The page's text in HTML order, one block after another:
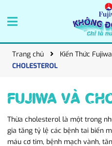
Trang chủ Kiến Thức Fujiwa
CHOLESTEROL
FUJIWA VÀ
Thừa cholesterol là một trong
gia tăng tỷ lệ các bệnh tai biến
máu cơ tim, bệnh mạch vành,